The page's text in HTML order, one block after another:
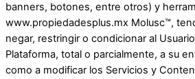
banners, botones, entre otros) y
www.propiedadesplus.mx Molusc™,
negar, restringir o condicionar al
Plataforma, total o parcialmente, a su
como a modificar los Servicios y